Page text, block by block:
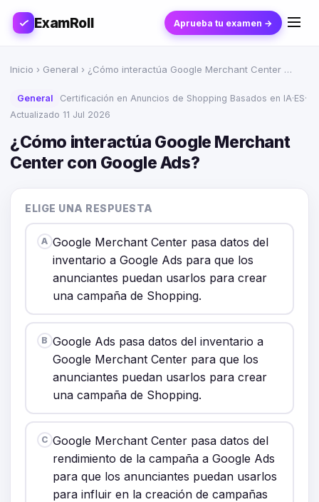
ExamRoll Aprueba tu examen →
Inicio › General › ¿Cómo interactúa Google Merchant Center …
General Certificación en Anuncios de Shopping Basados en IA·ES·
Actualizado 11 Jul 2026
¿Cómo interactúa Google Merchant
Center con Google Ads?
ELIGE UNA RESPUESTA
A Google Merchant Center pasa datos del
inventario a Google Ads para que los
anunciantes puedan usarlos para crear
una campaña de Shopping.
B Google Ads pasa datos del inventario a
Google Merchant Center para que los
anunciantes puedan usarlos para crear
una campaña de Shopping.
C Google Merchant Center pasa datos del
rendimiento de la campaña a Google Ads
para que los anunciantes puedan usarlos
para influir en la creación de campañas